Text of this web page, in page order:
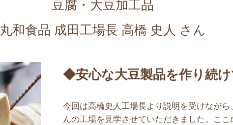
豆腐・大豆加工品
丸和食品 成田工場長 高橋 史人 さん
◆安心な大豆製品を作り続け
今回は高橋史人工場長より説明を受けながら
んの工場を見学させていただきました。ここ